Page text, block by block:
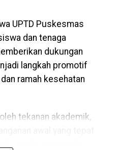
UPTD Puskesmas
dan tenaga
dukungan
langkah promotif
ramah kesehatan
tekanan akademik,